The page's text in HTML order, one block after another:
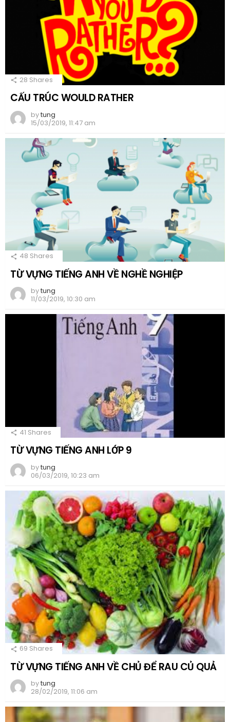
28 Shares
CẤU TRÚC WOULD RATHER
bytung
15/03/2019, 11:47 am
48 Shares
TỪ VỰNG TIẾNG ANH VỀ NGHỀ NGHIỆP
bytung
11/03/2019, 10:30 am
41 Shares
TỪ VỰNG TIẾNG ANH LỚP 9
bytung
06/03/2019, 10:23 am
69 Shares
TỪ VỰNG TIẾNG ANH VỀ CHỦ ĐỂ RAU CỦ QUẢ
bytung
28/02/2019, 11:06 am